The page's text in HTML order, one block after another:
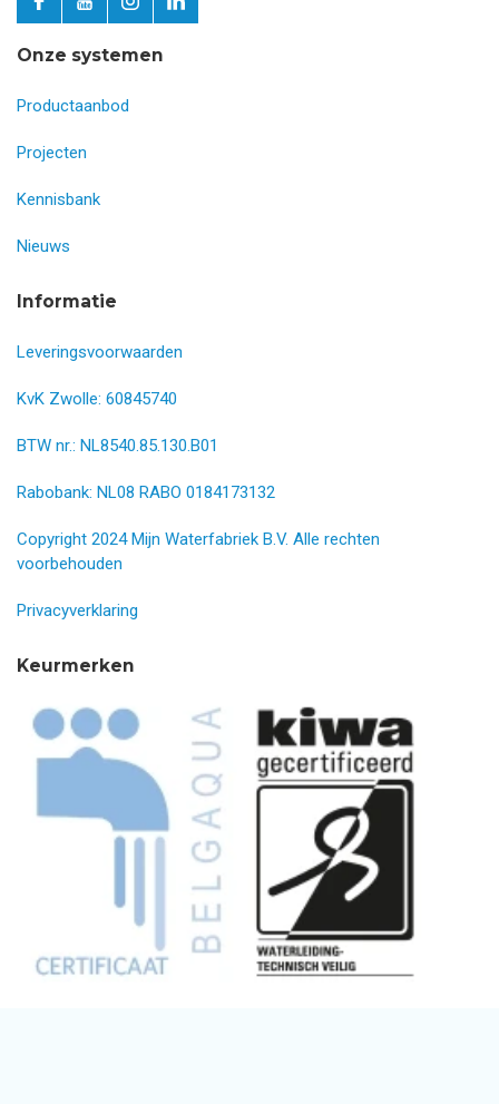
Onze systemen
Productaanbod
Projecten
Kennisbank
Nieuws
Informatie
Leveringsvoorwaarden
KvK Zwolle: 60845740
BTW nr.: NL8540.85.130.B01
Rabobank: NL08 RABO 0184173132
Copyright 2024 Mijn Waterfabriek B.V. Alle rechten
voorbehouden
Privacyverklaring
Keurmerken